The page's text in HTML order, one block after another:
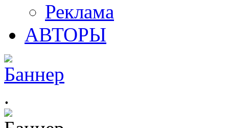
Реклама
АВТОРЫ
.